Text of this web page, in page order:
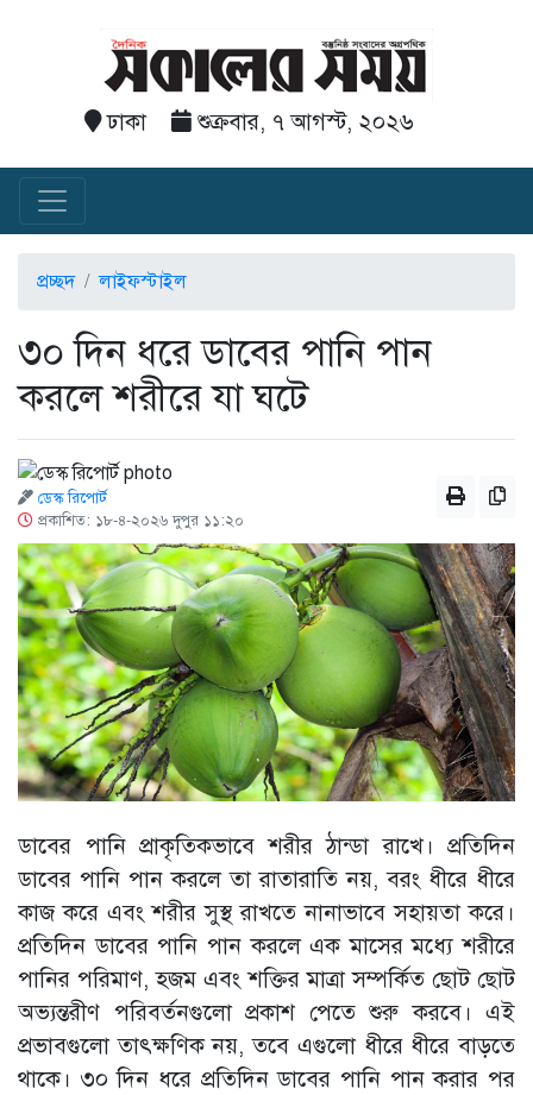
ঢাকা শুক্রবার, ৭ আগস্ট, ২০২৬
প্রচ্ছদ লাইফস্টাইল
৩০ দিন ধরে ডাবের পানি পান
করলে শরীরে যা ঘটে
ডেস্ক রিপোর্ট
প্রকাশিত: ১৮-৪-২০২৬ দুপুর ১১:২০
ডাবের পানি প্রাকৃতিকভাবে শরীর ঠান্ডা রাখে। প্রতিদিন
ডাবের পানি পান করলে তা রাতারাতি নয়, বরং ধীরে ধীরে
কাজ করে এবং শরীর সুস্থ রাখতে নানাভাবে সহায়তা করে।
প্রতিদিন ডাবের পানি পান করলে এক মাসের মধ্যে শরীরে
পানির পরিমাণ, হজম এবং শক্তির মাত্রা সম্পর্কিত ছোট ছোট
অভ্যন্তরীণ পরিবর্তনগুলো প্রকাশ পেতে শুরু করবে। এই
প্রভাবগুলো তাৎক্ষণিক নয়, তবে এগুলো ধীরে ধীরে বাড়তে
থাকে। ৩০ দিন ধরে প্রতিদিন ডাবের পানি পান করার পর